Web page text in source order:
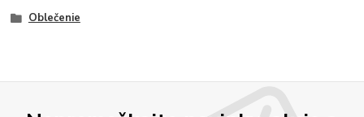
Oblečenie